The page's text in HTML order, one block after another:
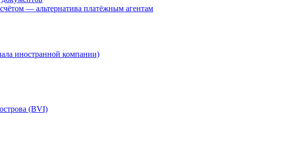
— альтернатива платёжным агентам
иностранной компании)
(BVI)